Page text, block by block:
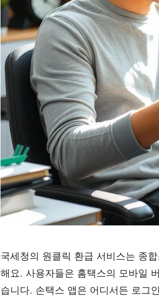
국세청의 원클릭 환급 서비스는 종
해요. 사용자들은 홈택스의 모바일
습니다. 손택스 앱은 어디서든 로그